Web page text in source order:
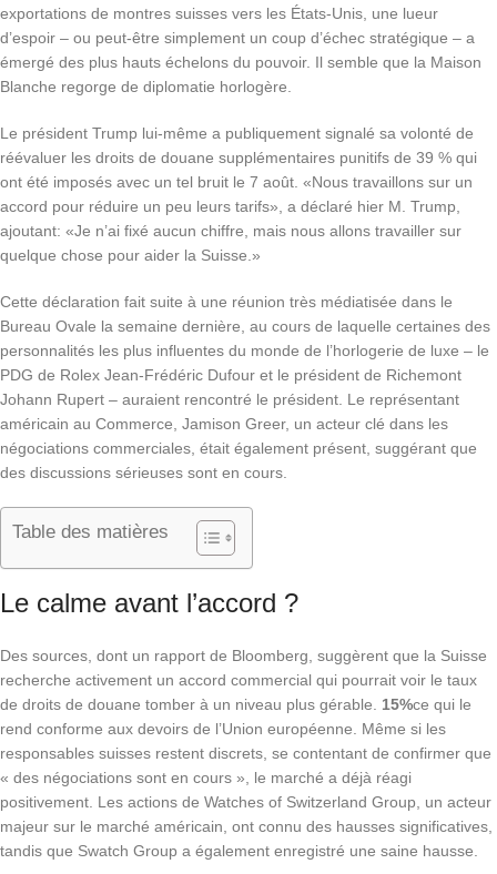
exportations de montres suisses vers les États-Unis, une lueur
d’espoir – ou peut-être simplement un coup d’échec stratégique – a
émergé des plus hauts échelons du pouvoir. Il semble que la Maison
Blanche regorge de diplomatie horlogère.
Le président Trump lui-même a publiquement signalé sa volonté de
réévaluer les droits de douane supplémentaires punitifs de 39 % qui
ont été imposés avec un tel bruit le 7 août. «Nous travaillons sur un
accord pour réduire un peu leurs tarifs», a déclaré hier M. Trump,
ajoutant: «Je n’ai fixé aucun chiffre, mais nous allons travailler sur
quelque chose pour aider la Suisse.»
Cette déclaration fait suite à une réunion très médiatisée dans le
Bureau Ovale la semaine dernière, au cours de laquelle certaines des
personnalités les plus influentes du monde de l’horlogerie de luxe – le
PDG de Rolex Jean-Frédéric Dufour et le président de Richemont
Johann Rupert – auraient rencontré le président. Le représentant
américain au Commerce, Jamison Greer, un acteur clé dans les
négociations commerciales, était également présent, suggérant que
des discussions sérieuses sont en cours.
Table des matières
Le calme avant l’accord ?
Des sources, dont un rapport de Bloomberg, suggèrent que la Suisse
recherche activement un accord commercial qui pourrait voir le taux
de droits de douane tomber à un niveau plus gérable. 15%ce qui le
rend conforme aux devoirs de l’Union européenne. Même si les
responsables suisses restent discrets, se contentant de confirmer que
« des négociations sont en cours », le marché a déjà réagi
positivement. Les actions de Watches of Switzerland Group, un acteur
majeur sur le marché américain, ont connu des hausses significatives,
tandis que Swatch Group a également enregistré une saine hausse.